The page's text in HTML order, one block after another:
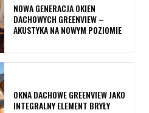
NOWA GENERACJA OKIEN
DACHOWYCH GREENVIEW –
AKUSTYKA NA NOWYM POZIOMIE
OKNA DACHOWE GREENVIEW JAKO
INTEGRALNY ELEMENT BRYŁY